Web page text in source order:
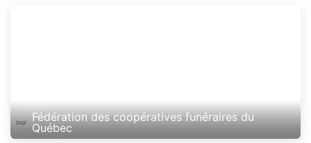
Fédération des coopératives funéraires du
Québec